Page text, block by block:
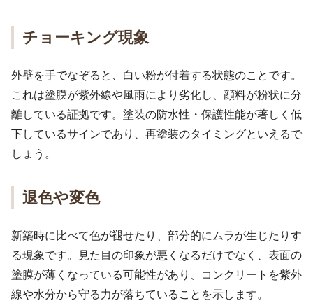
チョーキング現象
外壁を手でなぞると、白い粉が付着する状態のことです。
これは塗膜が紫外線や風雨により劣化し、顔料が粉状に分
離している証拠です。塗装の防水性・保護性能が著しく低
下しているサインであり、再塗装のタイミングといえるで
しょう。
退色や変色
新築時に比べて色が褪せたり、部分的にムラが生じたりす
る現象です。見た目の印象が悪くなるだけでなく、表面の
塗膜が薄くなっている可能性があり、コンクリートを紫外
線や水分から守る力が落ちていることを示します。